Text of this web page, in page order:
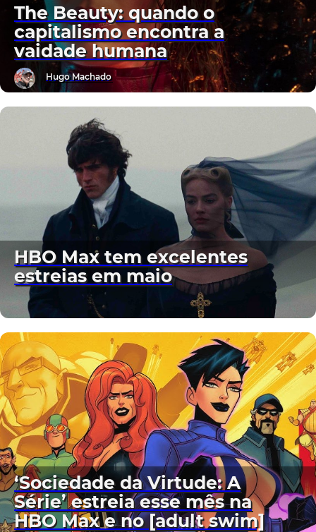
The Beauty: quando o
capitalismo encontra a
vaidade humana
Hugo Machado
HBO Max tem excelentes
estreias em maio
‘Sociedade da Virtude: A
Série’ estreia esse mês na
HBO Max e no [adult swim]